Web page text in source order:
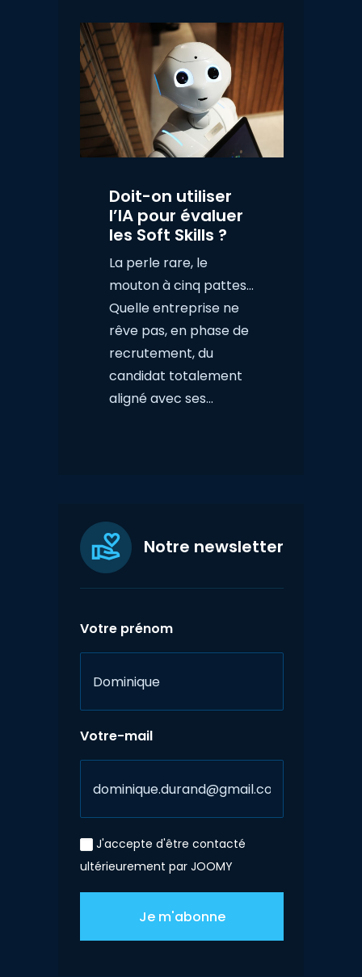
Doit-on utiliser
l’IA pour évaluer
les Soft Skills ?
La perle rare, le
mouton à cinq pattes…
Quelle entreprise ne
rêve pas, en phase de
recrutement, du
candidat totalement
aligné avec ses…
Notre newsletter
Votre prénom
Votre-mail
J'accepte d'être contacté
ultérieurement par JOOMY